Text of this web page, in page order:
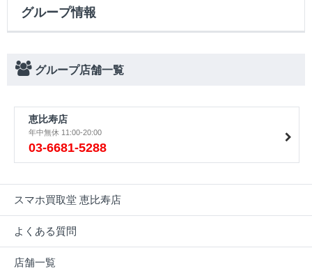
グループ情報
グループ店舗一覧
恵比寿店
年中無休 11:00-20:00
03-6681-5288
スマホ買取堂 恵比寿店
よくある質問
店舗一覧